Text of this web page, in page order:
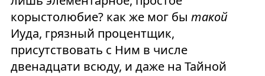
корыстолюбие? как же мог бы такой
Иуда, грязный процентщик,
присутствовать с Ним в числе
двенадцати всюду, и даже на Тайной